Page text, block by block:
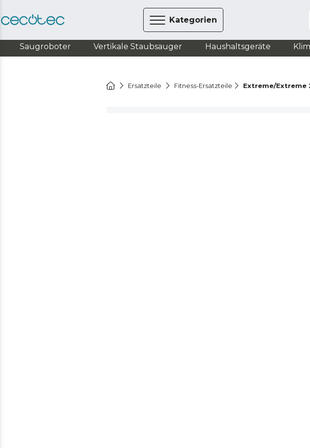
Kategorien
Saugroboter Vertikale Staubsauger Haushaltsgeräte
Ersatzteile Fitness-Ersatzteile Extreme/Extreme